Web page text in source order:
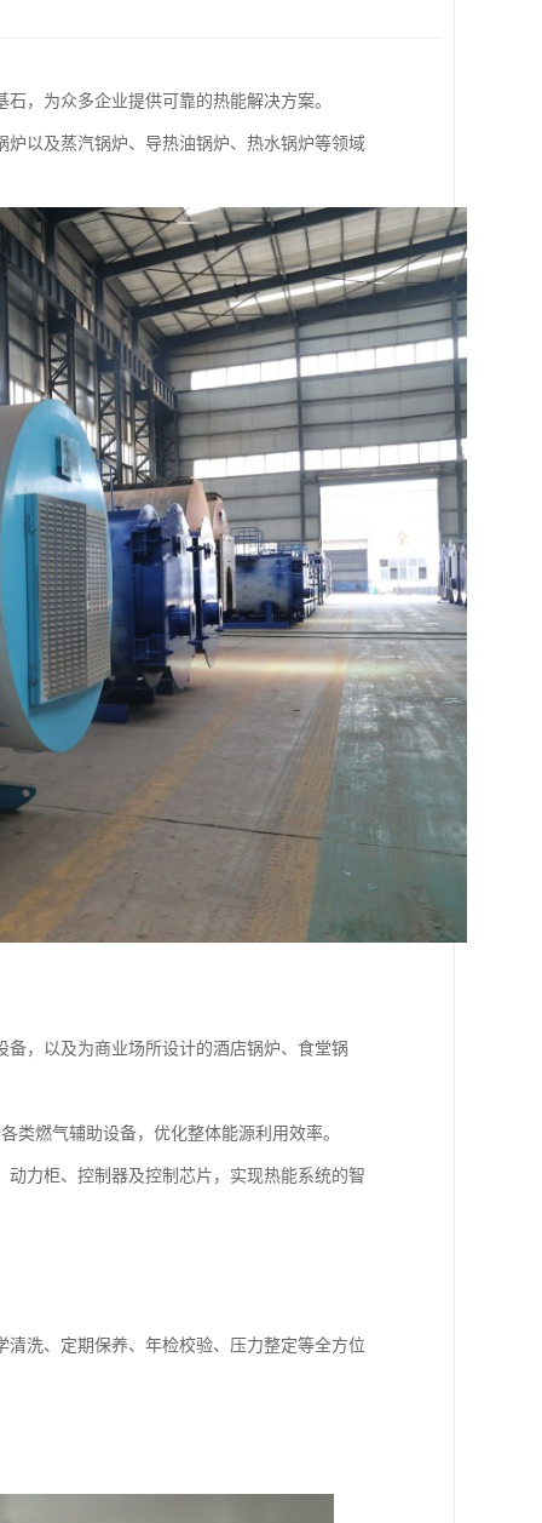
，为众多企业提供可靠的热能解决方案。
以及蒸汽锅炉、导热油锅炉、热水锅炉等领域
，以及为商业场所设计的酒店锅炉、食堂锅
类燃气辅助设备，优化整体能源利用效率。
力柜、控制器及控制芯片，实现热能系统的智
洗、定期保养、年检校验、压力整定等全方位